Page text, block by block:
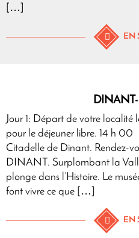
[…]
EN
Jour 1: Départ de votre
pour le déjeuner libre. 14 h
Citadelle de Dinant. Rendez-
DINANT. Surplombant la
plonge dans l’Histoire. Le
font vivre ce que […]
EN